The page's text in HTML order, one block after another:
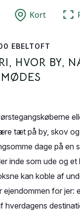
Kort
EBELTOFT
HVOR BY,
tæt på by, skov og
dage på en
inde som ude og et
kan koble af
ejendommen for jer:
hverdagens